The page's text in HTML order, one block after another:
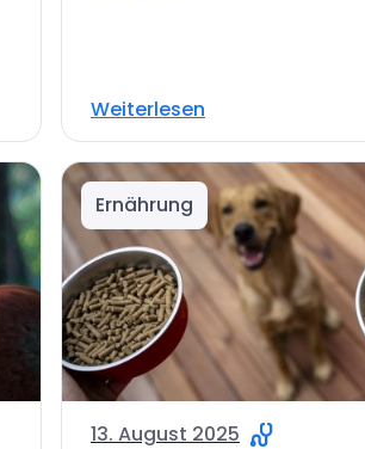
Weiterlesen
Ernährung
13. August 2025